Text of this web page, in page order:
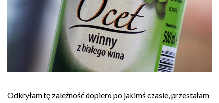
Odkryłam tę zależność dopiero po jakimś czasie, przestałam